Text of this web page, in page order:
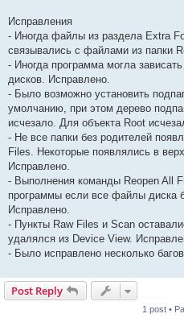
Исправления
- Иногда файлы из раздела Extra
связывались с файлами из папки
- Иногда программа могла
дисков. Исправлено.
- Было возможно установить
умолчанию, при этом дерево
исчезало. Для объекта Root
- Не все папки без родителей
Files. Некоторые появлялись в
Исправлено.
- Выполнения команды Reopen All
программы если все файлы диска
Исправлено.
- Пункты Raw Files и Scan
удалялся из Device View.
- Было исправлено несколько
Post Reply
1 post •